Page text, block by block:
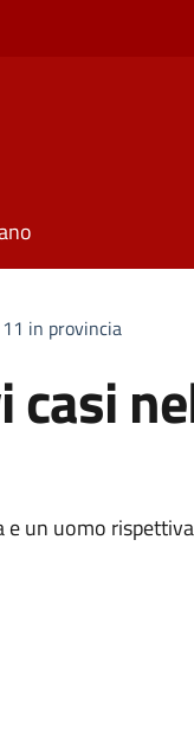
in provincia
casi
e un uomo